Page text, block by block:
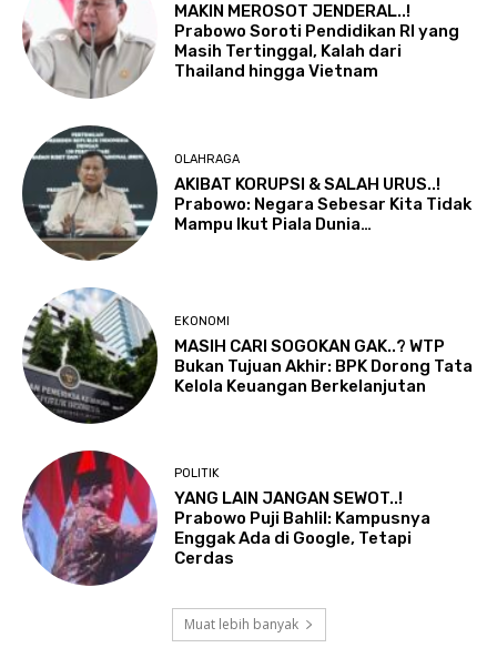
MAKIN MEROSOT JENDERAL..!
Prabowo Soroti Pendidikan RI yang
Masih Tertinggal, Kalah dari
Thailand hingga Vietnam
OLAHRAGA
AKIBAT KORUPSI & SALAH URUS..!
Prabowo: Negara Sebesar Kita Tidak
Mampu Ikut Piala Dunia…
EKONOMI
MASIH CARI SOGOKAN GAK..? WTP
Bukan Tujuan Akhir: BPK Dorong Tata
Kelola Keuangan Berkelanjutan
POLITIK
YANG LAIN JANGAN SEWOT..!
Prabowo Puji Bahlil: Kampusnya
Enggak Ada di Google, Tetapi
Cerdas
Muat lebih banyak